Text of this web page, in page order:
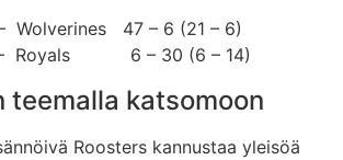
Wolverines 47 – 6 (21 – 6)
– Royals 6 – 30 (6 – 14)
teemalla katsomoon
Roosters kannustaa yleisöä